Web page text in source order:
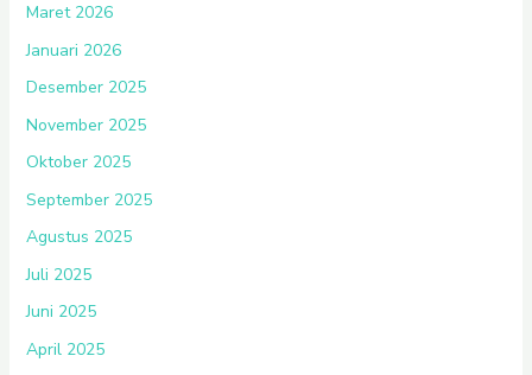
Maret 2026
Januari 2026
Desember 2025
November 2025
Oktober 2025
September 2025
Agustus 2025
Juli 2025
Juni 2025
April 2025